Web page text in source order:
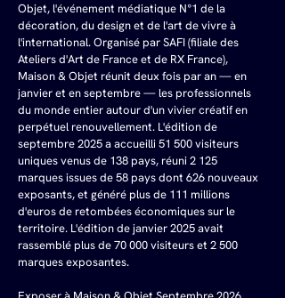
Objet, l'événement médiatique N°1 de la
décoration, du design et de l'art de vivre à
l'international. Organisé par SAFI (filiale des
Ateliers d'Art de France et de RX France),
Maison & Objet réunit deux fois par an — en
janvier et en septembre — les professionnels
du monde entier autour d'un vivier créatif en
perpétuel renouvellement. L'édition de
septembre 2025 a accueilli 51 500 visiteurs
uniques venus de 138 pays, réuni 2 125
marques issues de 58 pays dont 626 nouveaux
exposants, et généré plus de 111 millions
d'euros de retombées économiques sur le
territoire. L'édition de janvier 2025 avait
rassemblé plus de 70 000 visiteurs et 2 500
marques exposantes.